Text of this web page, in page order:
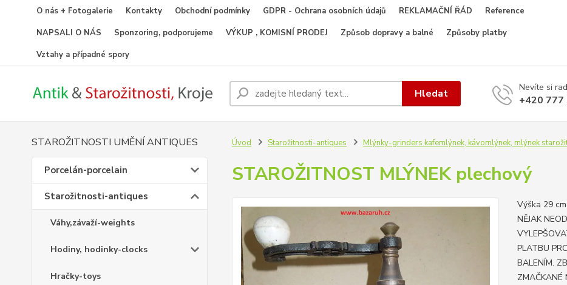
O nás + Fotogalerie Kontakty Obchodní podmínky GDPR - Ochrana osobních údajů REKLAMAČNÍ ŘÁD
Reference
NAPSALI O NÁS
Sponzoring, podporujeme VÝKUP , KOMISNÍ PRODEJ Způsob dopravy a balné
Způsoby platby
Vztahy a případné spory
Hledat Nevíte si
+420 777
STAROŽITNOSTI UMĚNÍ ANTIQUES
Porcelán-porcelain
Starožitnosti-antiques
Váhy,závaží-weights
Hodiny, hodinky-clocks
Hračky-toys
Úvod Starožitnosti-antiques Mlýnky-grinders kafemlýnek, kávomlýnek, mlýnek
STAROŽITNOST MLÝNEK plechový
Výška 29
NĚJAK
PLATBU
BALENÍM.
ZMAČKANÉ